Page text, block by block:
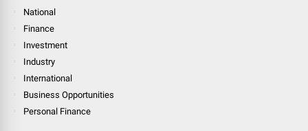
National
Finance
Investment
Industry
International
Business Opportunities
Personal Finance